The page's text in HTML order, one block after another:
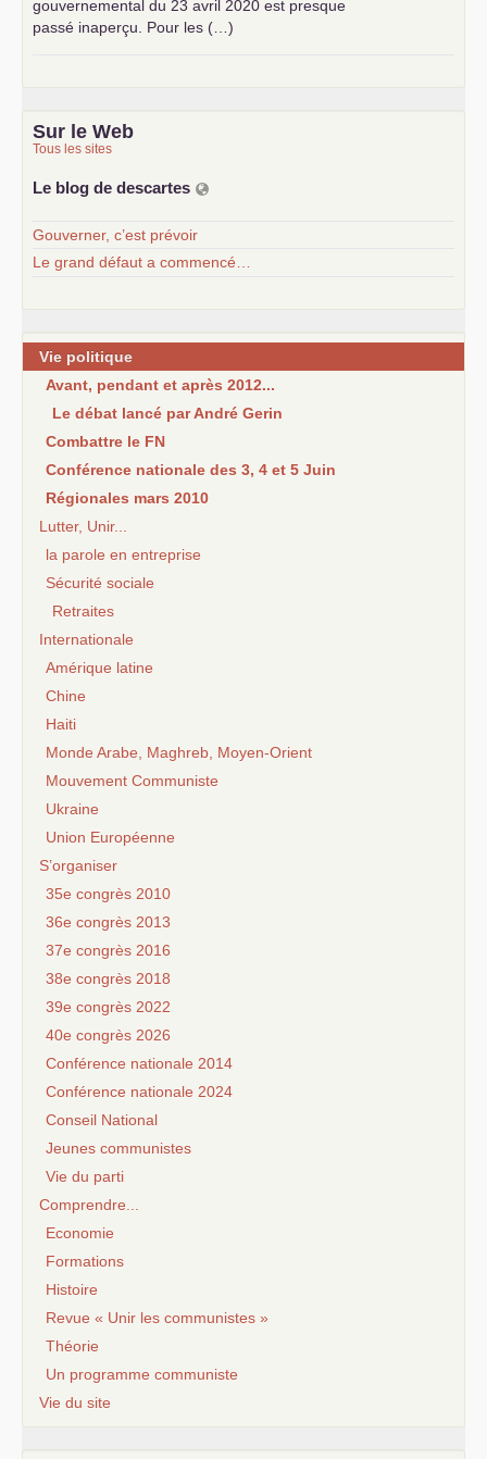
gouvernemental du 23 avril 2020 est presque
passé inaperçu. Pour les (…)
Sur le Web
Tous les sites
Le blog de descartes
Gouverner, c’est prévoir
Le grand défaut a commencé…
Vie politique
Avant, pendant et après 2012...
Le débat lancé par André Gerin
Combattre le FN
Conférence nationale des 3, 4 et 5 Juin
Régionales mars 2010
Lutter, Unir...
la parole en entreprise
Sécurité sociale
Retraites
Internationale
Amérique latine
Chine
Haiti
Monde Arabe, Maghreb, Moyen-Orient
Mouvement Communiste
Ukraine
Union Européenne
S’organiser
35e congrès 2010
36e congrès 2013
37e congrès 2016
38e congrès 2018
39e congrès 2022
40e congrès 2026
Conférence nationale 2014
Conférence nationale 2024
Conseil National
Jeunes communistes
Vie du parti
Comprendre...
Economie
Formations
Histoire
Revue « Unir les communistes »
Théorie
Un programme communiste
Vie du site